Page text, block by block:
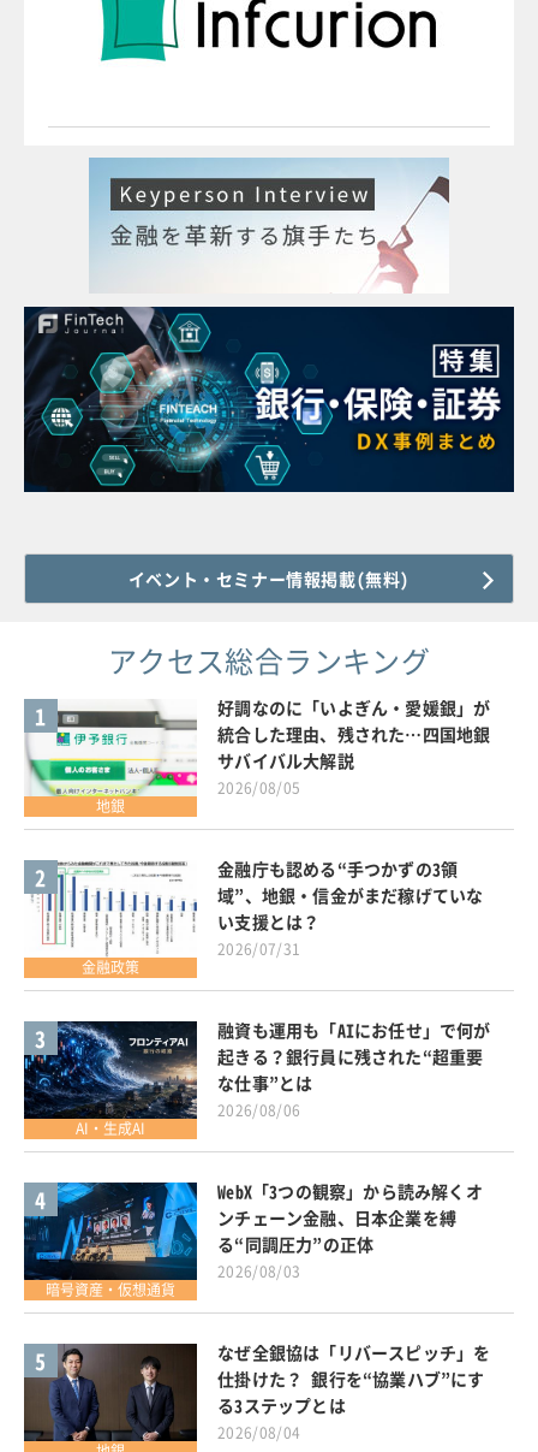
イベント・セミナー情報掲載(無料)
アクセス総合ランキング
1
地銀
好調なのに「いよぎん・愛媛銀」が
統合した理由、残された…四国地銀
サバイバル大解説
2026/08/05
2
金融政策
金融庁も認める“手つかずの3領
域”、地銀・信金がまだ稼げていな
い支援とは？
2026/07/31
3
AI・生成AI
融資も運用も「AIにお任せ」で何が
起きる？銀行員に残された“超重要
な仕事”とは
2026/08/06
4
暗号資産・仮想通貨
WebX「3つの観察」から読み解くオ
ンチェーン金融、日本企業を縛
る“同調圧力”の正体
2026/08/03
5
なぜ全銀協は「リバースピッチ」を
仕掛けた？ 銀行を“協業ハブ”にす
る3ステップとは
2026/08/04